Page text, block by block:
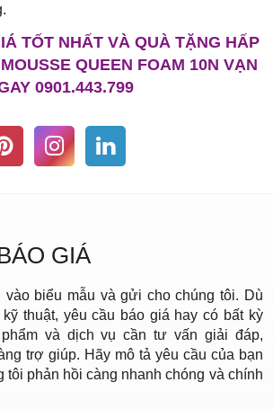
TỐT NHẤT VÀ QUÀ TẶNG HẤP
QUEEN FOAM 10N VẠN
0901.443.799
GIÁ
vào biểu mẫu và gửi cho chúng tôi. Dù
thuật, yêu cầu báo giá hay có bất kỳ
và dịch vụ cần tư vấn giải đáp,
trợ giúp. Hãy mô tả yêu cầu của bạn
tôi phản hồi càng nhanh chóng và chính